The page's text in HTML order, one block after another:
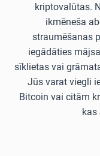
kriptovalūtas.
ikmēneša
straumēšanas
iegādāties
sīklietas vai
Jūs varat viegli
Bitcoin vai citām
kas